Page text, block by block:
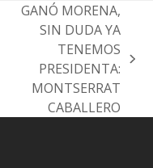
GANÓ MORENA,
SIN DUDA YA
TENEMOS
PRESIDENTA:
MONTSERRAT
CABALLERO